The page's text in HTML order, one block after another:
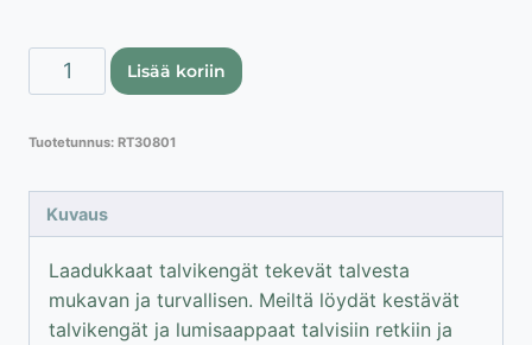
Lahti
Pro
määrä
Lisää koriin
Tuotetunnus: RT30801
Kuvaus
Laadukkaat talvikengät tekevät talvesta
mukavan ja turvallisen. Meiltä löydät kestävät
talvikengät ja lumisaappaat talvisiin retkiin ja